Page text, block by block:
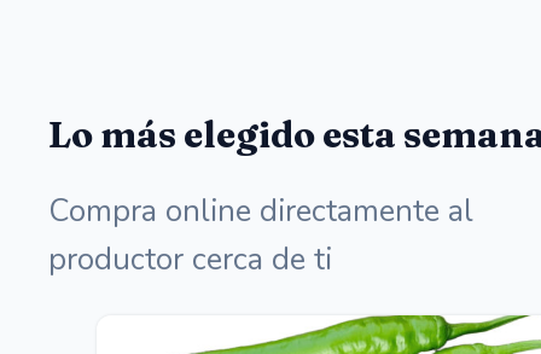
Lo más elegido esta
Compra online directamente al
productor cerca de ti